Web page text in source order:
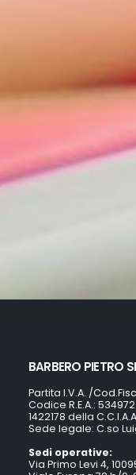
BARBERO PIETRO
Partita I.V.A. /
Codice R.E.A.:
1422178 della
Sede legale: C.so
Sedi operative:
Via Primo Levi 4,